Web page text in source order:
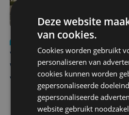
Vier Oostendse gynaecologen
West, dat ook een nieuwe
verwelkomt
Deze website
van cookies.
Cookies worden gebruikt
personaliseren van
cookies kunnen worden
gepersonaliseerde
gepersonaliseerde
website gebruikt